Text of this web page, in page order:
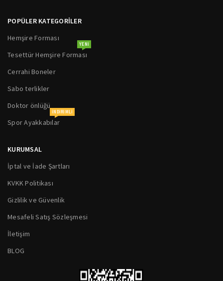
POPÜLER KATEGORİLER
Hemşire Forması
Tesettür Hemşire Forması
YENI
Cerrahi Boneler
Sabo terlikler
Doktor önlüğü
Spor Ayakkabılar
INDIRIMLI
KURUMSAL
İptal ve İade Şartları
KVKK Politikası
Gizlilik ve Güvenlik
Mesafeli Satış Sözleşmesi
İletişim
BLOG